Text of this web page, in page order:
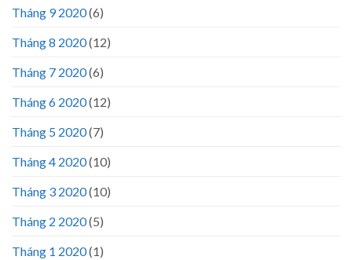
Tháng 9 2020(6)
Tháng 8 2020(12)
Tháng 7 2020(6)
Tháng 6 2020(12)
Tháng 5 2020(7)
Tháng 4 2020(10)
Tháng 3 2020(10)
Tháng 2 2020(5)
Tháng 1 2020(1)